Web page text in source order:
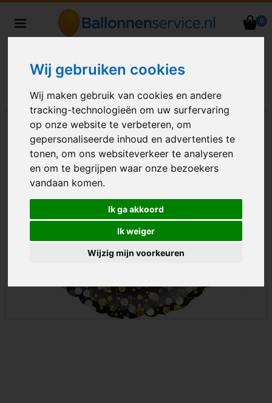
Wij gebruiken cookies
Wij maken gebruik van cookies en andere
tracking-technologieën om uw surfervaring
op onze website te verbeteren, om
gepersonaliseerde inhoud en advertenties te
tonen, om ons websiteverkeer te analyseren
en om te begrijpen waar onze bezoekers
vandaan komen.
Ik ga akkoord
Ik weiger
Wijzig mijn voorkeuren
0
Nederland